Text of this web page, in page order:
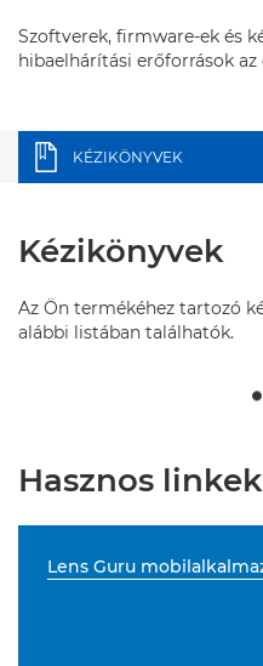
Szoftverek, firmware-ek és
hibaelhárítási erőforrások az
KÉZIKÖNYVEK
Kézikönyvek
Az Ön termékéhez tartozó
alábbi listában találhatók.
Hasznos linkek
Lens Guru